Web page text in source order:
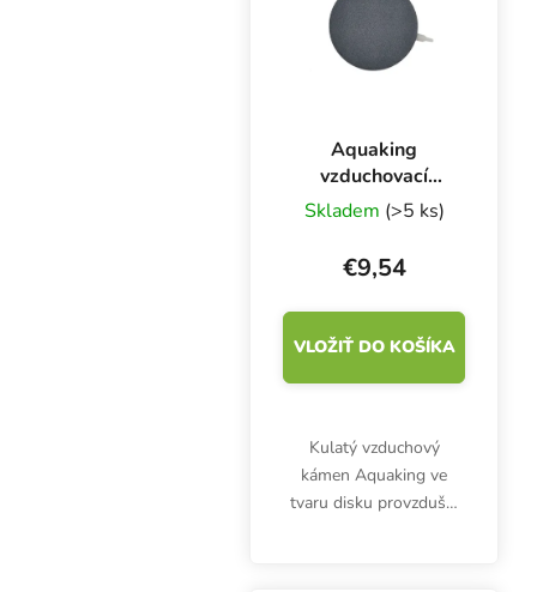
Aquaking
vzduchovací
kámen disk, ⌀ 120
mm
Skladem (>5 ks)
€9,54
VLOŽIŤ DO KOŠÍKA
Kulatý vzduchový
kámen Aquaking ve
tvaru disku provzdušní